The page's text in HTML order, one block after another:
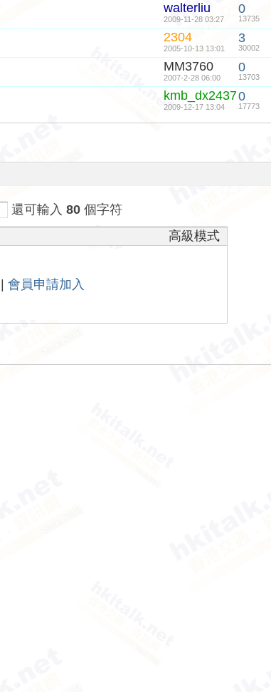
walterliu
2009-11-28 03:27
0
13735
2304
2005-10-13 13:01
3
30002
MM3760
2007-2-28 06:00
0
13703
kmb_dx2437
2009-12-17 13:04
0
17773
還可輸入80 個字符
高級模式
會員申請加入